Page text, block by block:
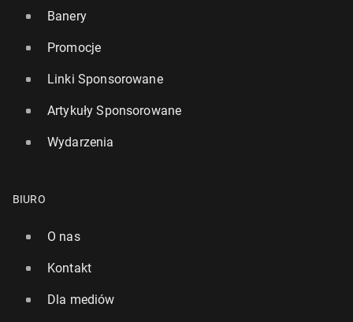
Banery
Promocje
Linki Sponsorowane
Artykuły Sponsorowane
Wydarzenia
BIURO
O nas
Kontakt
Dla mediów